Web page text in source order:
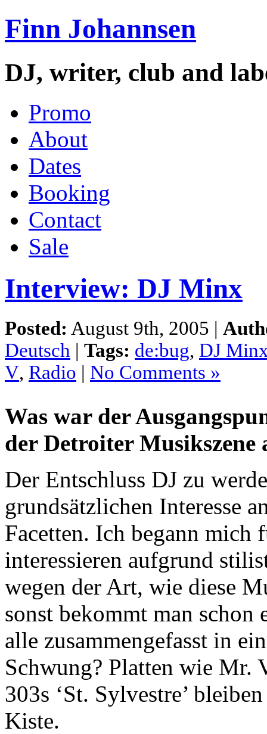
Finn Johannsen
DJ, writer, club and
Promo
About
Dates
Booking
Contact
Sale
Interview: DJ Minx
Posted: August 9th, 2005 |
Deutsch | Tags: de:bug, DJ
V, Radio | No Comments »
Was war der
der Detroiter Musikszene
Der Entschluss DJ zu
grundsätzlichen Interesse
Facetten. Ich begann
interessieren aufgrund
wegen der Art, wie diese
sonst bekommt man schon
alle zusammengefasst in
Schwung? Platten wie Mr.
303s ‘St. Sylvestre’
Kiste.